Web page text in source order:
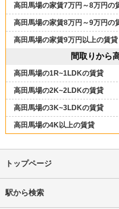
高田馬場の家賃7万円～8万円の
高田馬場の家賃8万円～9万円の
高田馬場の家賃9万円以上の賃貸
間取りから
高田馬場の1R~1LDKの賃貸
高田馬場の2K~2LDKの賃貸
高田馬場の3K~3LDKの賃貸
高田馬場の4K以上の賃貸
トップページ
駅から検索